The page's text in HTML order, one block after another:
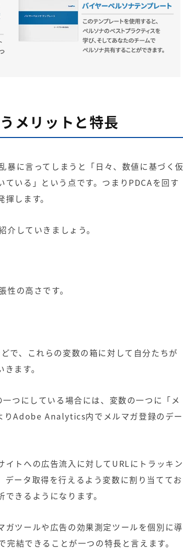
メリットと特長
に言ってしまうと「日々、数値に基づく仮
いる」という点です。つまり PDCAを回す
します。
介していきましょう。
性の高さです。
どで、これらの変数の箱に対して自分たちが
ます。
一つにしている場合には、変数の一つに「メ
りAdobe Analytics内でメルマガ登録のデー
イトへの広告流入に対して URLにトラッキン
ータ取得を行えるよう変数に割り当ててお
きるようになります。
ガツールや広告の効果測定ツールを個別に導
完結できることが一つの特長と言えます。